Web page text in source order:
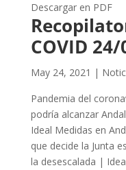
Descargar en PDF
COVID
May 24, 2021 |
Pandemia del
podría alcanzar
Ideal Medidas en
que decide la Junta
la desescalada |